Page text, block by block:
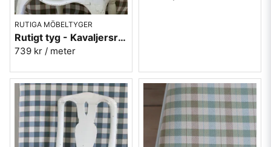
RUTIGA MÖBELTYGER
Rutigt tyg - Kavaljersruta 1020-23 grå-grön
739 kr / meter